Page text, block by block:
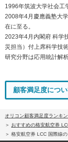
1996年筑波大学社会工
2008年4月慶應義塾大
在に至る。
2023年4月内閣府 科学
災担当）付上席科学技
研究分野は応用統計解
顧客満足度につ
オリコン顧客満足度ランキ
おすすめの格安航空券
格安航空券 LCC 国際線